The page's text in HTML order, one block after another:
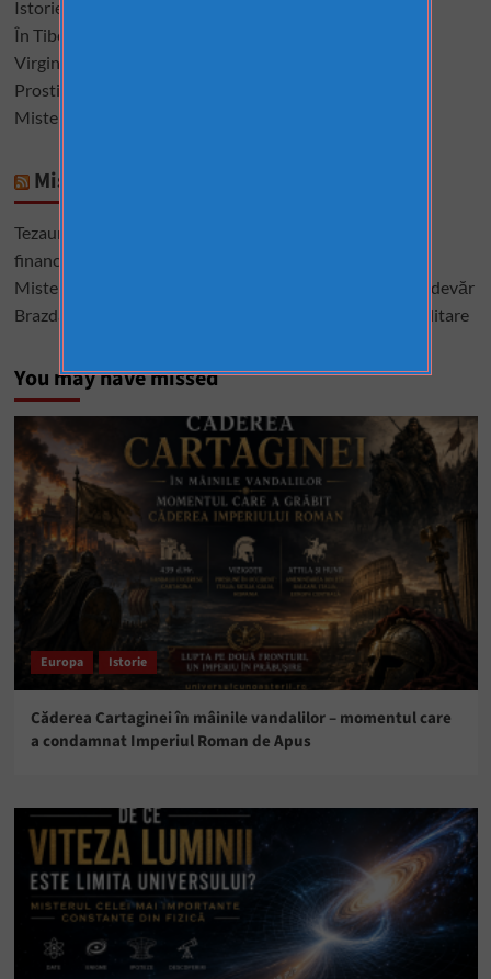
Istorie interzisă, descoperiri care sfidează logica
În Tibet, morții sunt dați vulturilor pentru a se ospăta
Virginele şi virginitatea în istoria omenirii
Prostituatele care au condus Roma și Vaticanul
Misterele Bibliei. 13 întrebări la care nu s-a răspuns
Mistere România
Tezaurul României de la Moscova – cel mai mare mister
financiar din istoria României
Misterele lui Ștefan cel Mare – între istorie, legendă și adevăr
Brazda lui Novac, una dintre cele mai mari construcții militare
You may have missed
Europa Istorie
Căderea Cartaginei în mâinile vandalilor – momentul care
a condamnat Imperiul Roman de Apus